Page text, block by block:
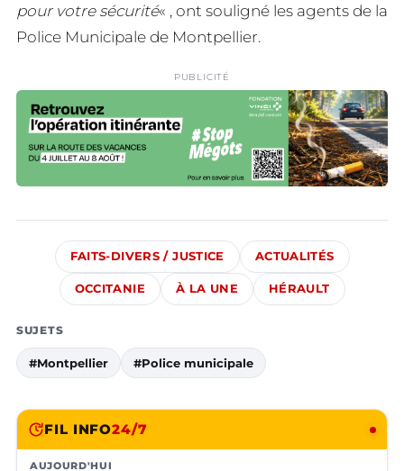
pour votre sécurité« , ont souligné les agents de la
Police Municipale de Montpellier.
PUBLICITÉ
FAITS-DIVERS / JUSTICE ACTUALITÉS
OCCITANIE À LA UNE HÉRAULT
SUJETS
#Montpellier #Police municipale
FIL INFO24/7
AUJOURD'HUI